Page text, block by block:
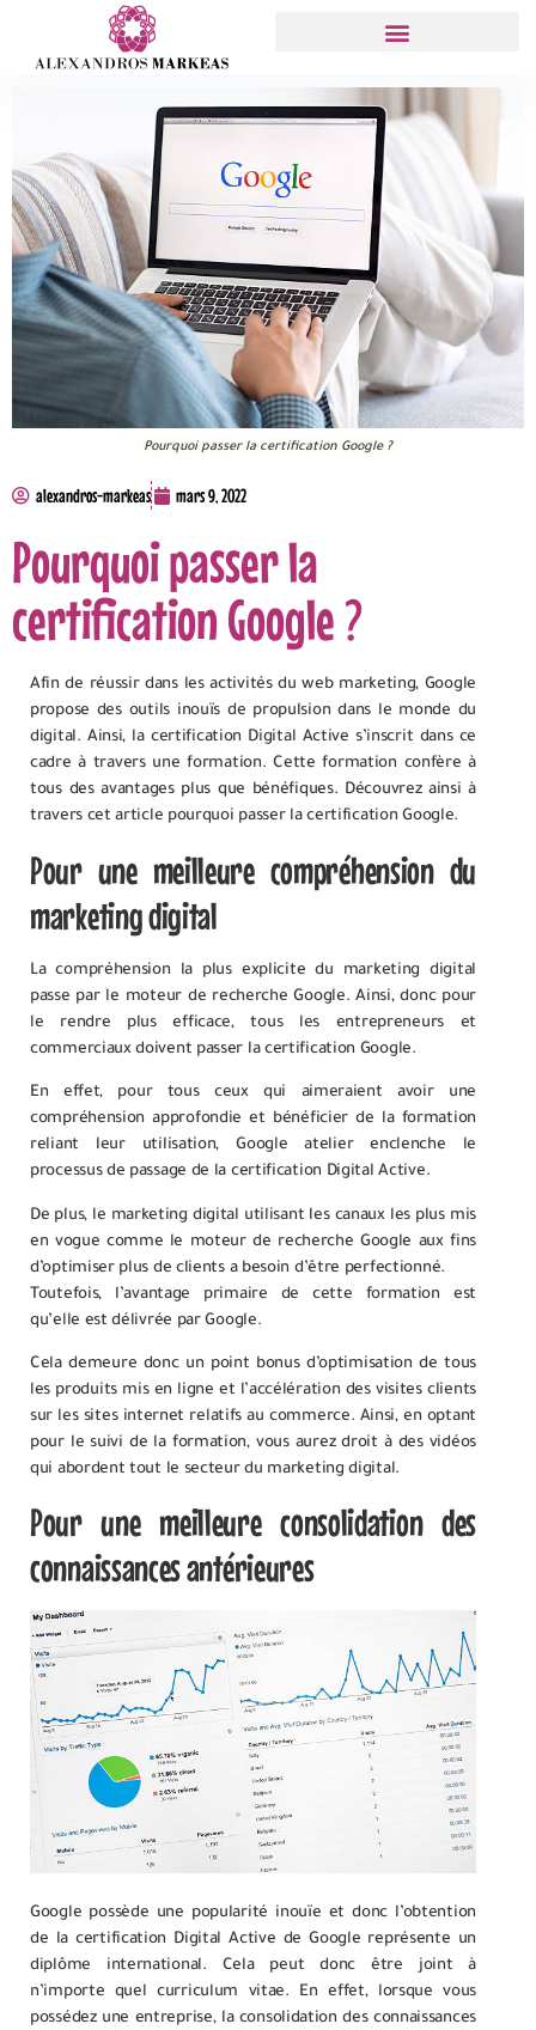
Pourquoi passer la certification Google ?
alexandros-markeas mars 9, 2022
Pourquoi passer la
certification Google ?
Afin de réussir dans les activités du web marketing, Google
propose des outils inouïs de propulsion dans le monde du
digital. Ainsi, la certification Digital Active s’inscrit dans ce
cadre à travers une formation. Cette formation confère à
tous des avantages plus que bénéfiques. Découvrez ainsi à
travers cet article pourquoi passer la certification Google.
Pour une meilleure compréhension du
marketing digital
La compréhension la plus explicite du marketing digital
passe par le moteur de recherche Google. Ainsi, donc pour
le rendre plus efficace, tous les entrepreneurs et
commerciaux doivent passer la certification Google.
En effet, pour tous ceux qui aimeraient avoir une
compréhension approfondie et bénéficier de la formation
reliant leur utilisation, Google atelier enclenche le
processus de passage de la certification Digital Active.
De plus, le marketing digital utilisant les canaux les plus mis
en vogue comme le moteur de recherche Google aux fins
d’optimiser plus de clients a besoin d’être perfectionné.
Toutefois, l’avantage primaire de cette formation est
qu’elle est délivrée par Google.
Cela demeure donc un point bonus d’optimisation de tous
les produits mis en ligne et l’accélération des visites clients
sur les sites internet relatifs au commerce. Ainsi, en optant
pour le suivi de la formation, vous aurez droit à des vidéos
qui abordent tout le secteur du marketing digital.
Pour une meilleure consolidation des
connaissances antérieures
Google possède une popularité inouïe et donc l’obtention
de la certification Digital Active de Google représente un
diplôme international. Cela peut donc être joint à
n’importe quel curriculum vitae. En effet, lorsque vous
possédez une entreprise, la consolidation des connaissances